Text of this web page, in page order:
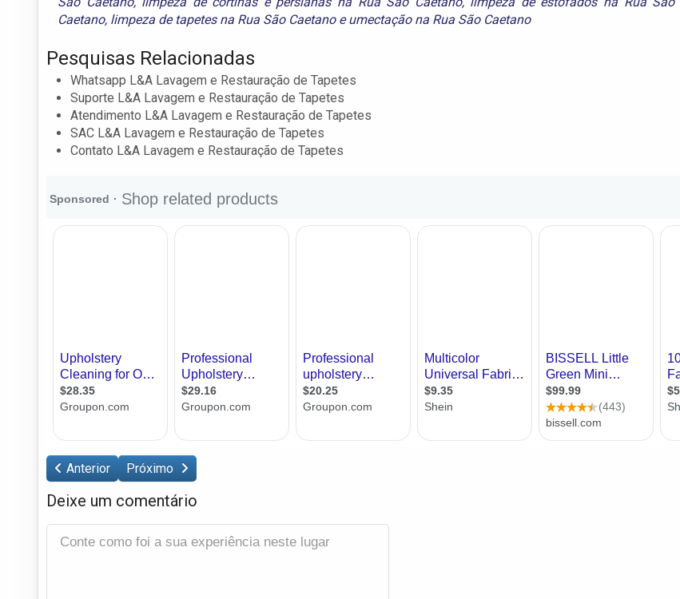
Caetano, limpeza de tapetes na Rua São Caetanoeumectação na Rua São Caetano
Pesquisas Relacionadas
Whatsapp L&A Lavagem e Restauração de Tapetes
Suporte L&A Lavagem e Restauração de Tapetes
Atendimento L&A Lavagem e Restauração de Tapetes
SAC L&A Lavagem e Restauração de Tapetes
Contato L&A Lavagem e Restauração de Tapetes
Anterior Próximo
Deixe um comentário